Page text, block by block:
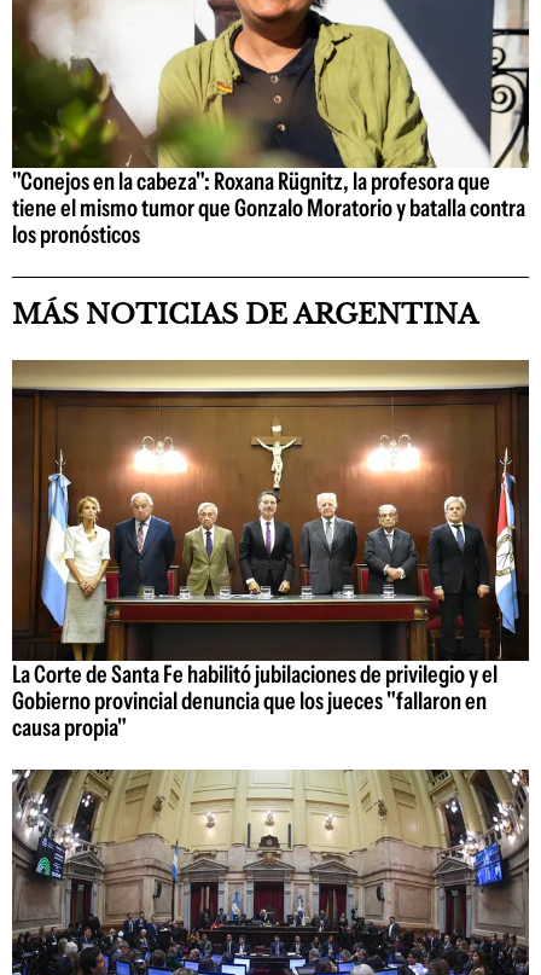
"Conejos en la cabeza": Roxana Rügnitz, la profesora que
tiene el mismo tumor que Gonzalo Moratorio y batalla contra
los pronósticos
MÁS NOTICIAS DE ARGENTINA
La Corte de Santa Fe habilitó jubilaciones de privilegio y el
Gobierno provincial denuncia que los jueces "fallaron en
causa propia"